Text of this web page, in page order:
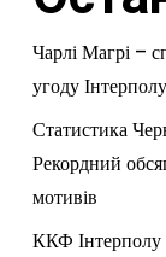
Чарлі Магрі –
угоду
Статистика
Рекордний
мотивів
ККФ Інтерполу